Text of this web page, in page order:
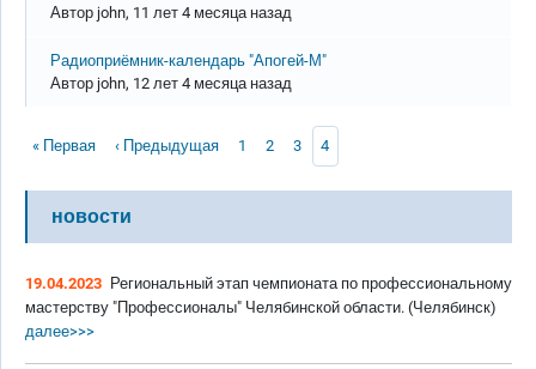
Автор john, 11 лет 4 месяца назад
Обычная тема
Радиоприёмник-календарь "Апогей-М"
Автор john, 12 лет 4 месяца назад
Первая страница
« Первая Предыдущая страница
‹ Предыдущая Page
1 Page
2 Page
3 Текущая страница
4
новости
19.04.2023 Региональный этап чемпионата по профессиональному
мастерству "Профессионалы" Челябинской области. (Челябинск)
далее>>>